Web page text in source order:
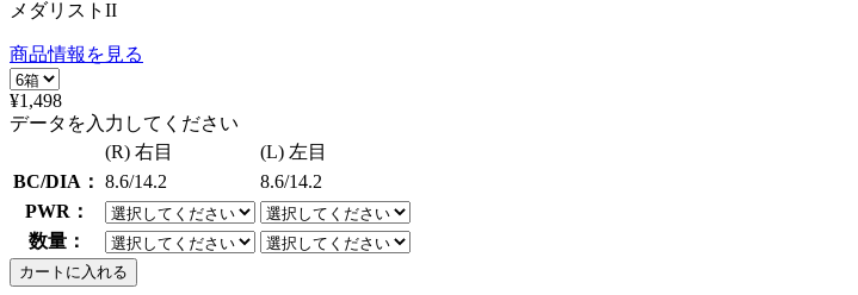
メダリストII
商品情報を見る
¥1,498
データを入力してください
(R) 右目
(L) 左目
BC/DIA： 8.6/14.2
8.6/14.2
PWR：
数量：
カートに入れる